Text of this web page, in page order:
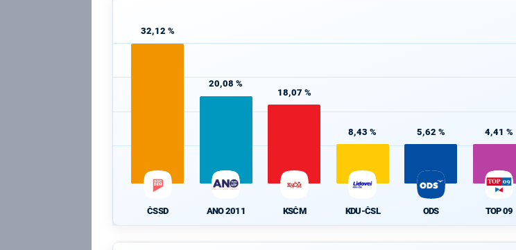
32,12 %
ČSSD
20,08 %
ANO 2011
18,07 %
KSČM
8,43 %
KDU-ČSL
5,62 %
ODS
4,41 %
TOP 09